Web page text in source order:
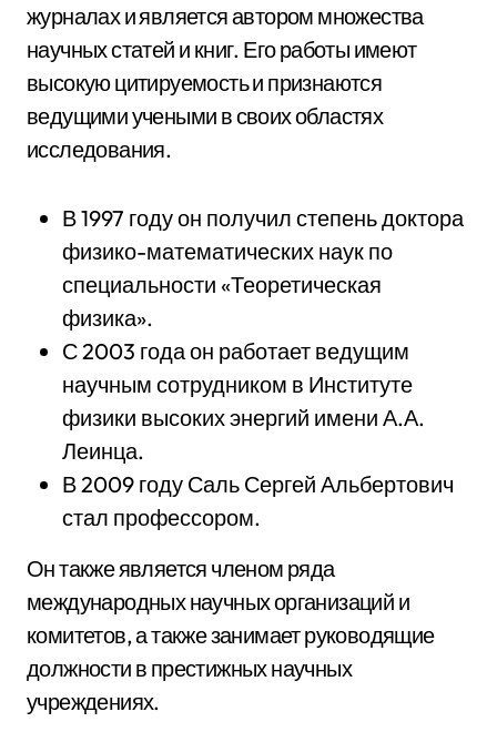
журналах и является автором множества
научных статей и книг. Его работы имеют
высокую цитируемость и признаются
ведущими учеными в своих областях
исследования.
В 1997 году он получил степень доктора
физико-математических наук по
специальности «Теоретическая
физика».
С 2003 года он работает ведущим
научным сотрудником в Институте
физики высоких энергий имени А.А.
Леинца.
В 2009 году Саль Сергей Альбертович
стал профессором.
Он также является членом ряда
международных научных организаций и
комитетов, а также занимает руководящие
должности в престижных научных
учреждениях.